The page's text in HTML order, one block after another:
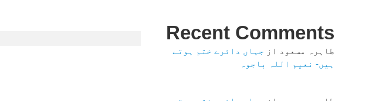
Recent Comments
طاہرہ مسعود از جہاں دائرے ختم ہوتے
ہیں- نعیم اللہ باجوہ